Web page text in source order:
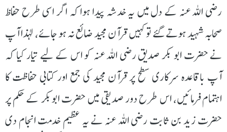
رضی اللہ عنہ کے دل میں یہ خدشہ پیدا ہوا کہ اگر اسی طرح حفاظ
صحابہ شہید ہوتے گئے تو کہیں قرآن مجید ضائع نہ ہو جائے، لہذا آپ
نے حضرت ابو بکر صدیق رضی اللہ عنہ کو اس کے لیے تیار کیا کہ
آپ باقاعدہ سرکاری سطح پر قرآن مجید کی جمع اور کتابی حفاظت کا
اہتمام فرمائیں، اس طرح دور صدیقی میں حضرت ابوبکر کے حکم پر
حضرت زید بن ثابت رضی اللہ عنہ نے یہ عظیم خدمت انجام دی